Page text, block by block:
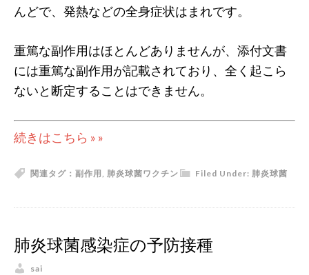
んどで、発熱などの全身症状はまれです。
重篤な副作用はほとんどありませんが、添付文書
には重篤な副作用が記載されており、全く起こら
ないと断定することはできません。
続きはこちら » »
Filed Under: 肺炎球菌
関連タグ： 副作用 , 肺炎球菌ワクチン
肺炎球菌感染症の予防接種
sai